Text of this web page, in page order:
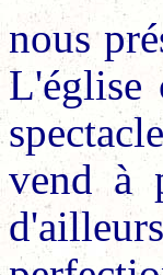
nous
L'église
vend à